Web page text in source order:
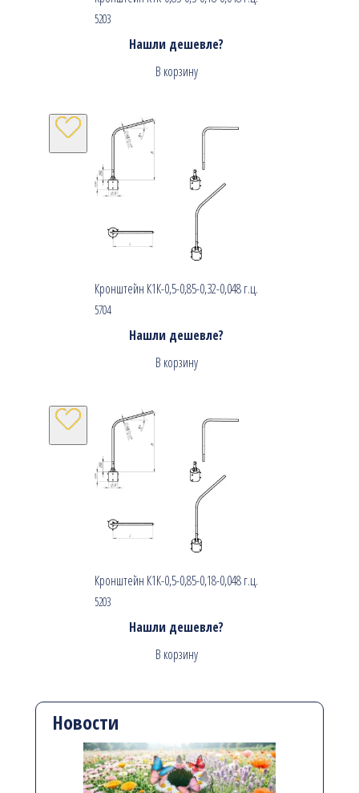
5203
Нашли дешевле?
В корзину
Кронштейн К1К-0,5-0,85-0,32-0,048 г.ц.
5704
Нашли дешевле?
В корзину
Кронштейн К1К-0,5-0,85-0,18-0,048 г.ц.
5203
Нашли дешевле?
В корзину
Новости